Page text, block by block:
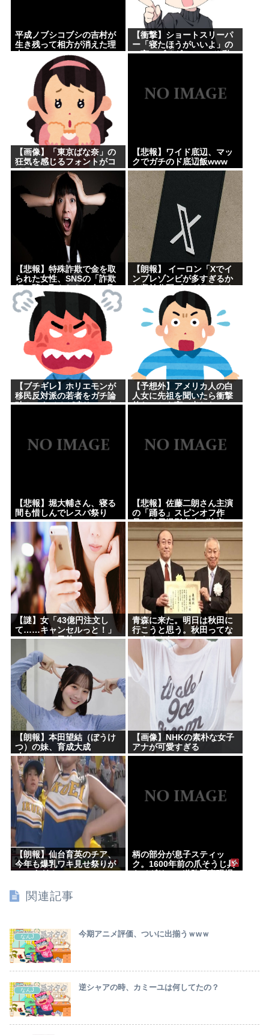
平成ノブシコブシの吉村が
生き残って相方が消えた理
由
【衝撃】ショートスリーパ
ー「寝たほうがいいよ」の
一言にブチギレwww(※動
【画像】「東京ばな奈」の
狂気を感じるフォントがコ
チラwww
【悲報】ワイド底辺、マッ
クでガチのド底辺飯www
【悲報】特殊詐欺で金を取
られた女性、SNSの「詐欺
師に騙し取られたお金、取
り戻せます」」に釣られさ
らに240万円失うwww
【朗報】 イーロン「Xでイ
ンプレゾンビが多すぎるか
ら収益分配プログラムやめ
【ブチギレ】ホリエモンが
移民反対派の若者をガチ論
破！スタジオが凍りついた
【予想外】アメリカ人の白
人女に先祖を聞いたら衝撃
的なことを言い出した
【悲報】堀大輔さん、寝る
間も惜しんでレスバ祭り
www
【悲報】佐藤二朗さん主演
の「踊る」スピンオフ作
品、結局撮影中止が決定
www
【謎】女「43億円注文し
て……キャンセルっと！」
←こいつの目的ｗ
青森に来た。明日は秋田に
行こうと思う。秋田ってな
にあるんだ？
【朗報】本田望結（ぼうけ
つ）の妹、育成大成
功！！！！
【画像】NHKの素朴な女子
アナが可愛すぎる
【朗報】仙台育英のチア、
今年も爆乳ワキ見せ祭りが
シコすぎる
柄の部分が息子スティッ
ク。1600年前の爪そうじ具
をイギリスの道路工事現場
関連記事
なんJ 今期アニメ評価、ついに出揃うｗwｗ
なんJ 逆シャアの時、カミーユは何してたの？